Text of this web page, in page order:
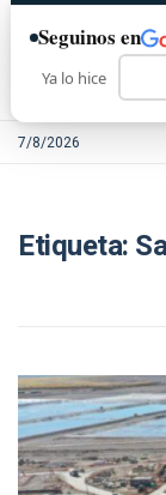
7/8/2026
Etiqueta:
Seguinos en
Ya lo hice